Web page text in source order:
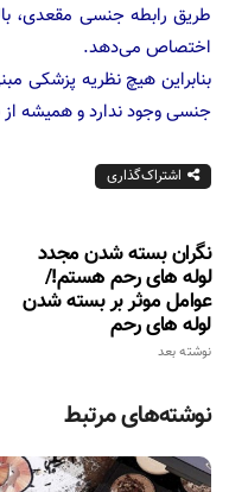
طریق رابطه جنسی مقعدی،
اختصاص می‌دهد.
بنابراین هیچ نظریه پزشکی
جنسی وجود ندارد و همیشه
اشتراک‌گذاری
نگران بسته شدن مجدد
لوله های رحم هستم!/
عوامل موثر بر بسته شدن
لوله های رحم
نوشته بعد
نوشته‌های مرتبط